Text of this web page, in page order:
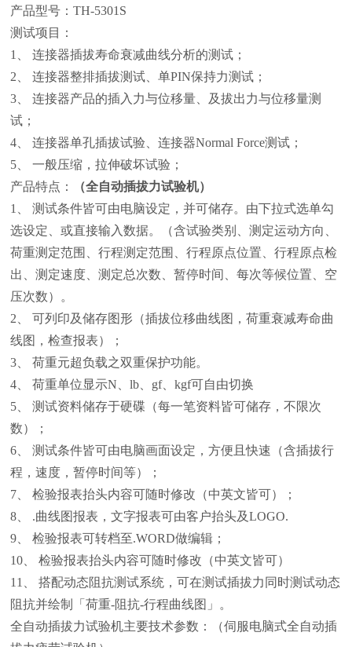
产品型号：TH-5301S
测试项目：
1、 连接器插拔寿命衰减曲线分析的测试；
2、 连接器整排插拔测试、单PIN保持力测试；
3、 连接器产品的插入力与位移量、及拔出力与位移量测
试；
4、 连接器单孔插拔试验、连接器Normal Force测试；
5、 一般压缩，拉伸破坏试验；
产品特点：
（全自动插拔力试验机）
1、 测试条件皆可由电脑设定，并可储存。由下拉式选单勾
选设定、或直接输入数据。（含试验类别、测定运动方向、
荷重测定范围、行程测定范围、行程原点位置、行程原点检
出、测定速度、测定总次数、暂停时间、每次等候位置、空
压次数）。
2、 可列印及储存图形（插拔位移曲线图，荷重衰减寿命曲
线图，检查报表）；
3、 荷重元超负载之双重保护功能。
4、 荷重单位显示N、lb、gf、kgf可自由切换
5、 测试资料储存于硬碟（每一笔资料皆可储存，不限次
数）；
6、 测试条件皆可由电脑画面设定，方便且快速（含插拔行
程，速度，暂停时间等）；
7、 检验报表抬头内容可随时修改（中英文皆可）；
8、 .曲线图报表，文字报表可由客户抬头及LOGO.
9、 检验报表可转档至.WORD做编辑；
10、 检验报表抬头内容可随时修改（中英文皆可）
11、 搭配动态阻抗测试系统，可在测试插拔力同时测试动态
阻抗并绘制「荷重-阻抗-行程曲线图」。
全自动插拔力试验机主要技术参数：（伺服电脑式全自动插